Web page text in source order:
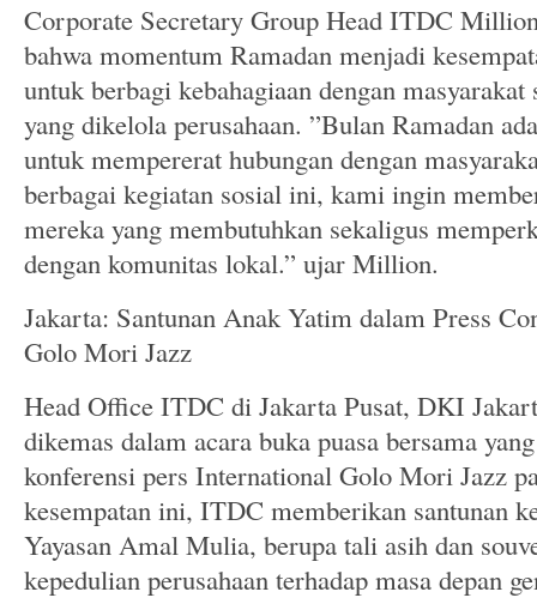
Corporate Secretary Group Head ITDC
bahwa momentum Ramadan menjadi
untuk berbagi kebahagiaan dengan
yang dikelola perusahaan. ”Bulan Ramadan
untuk mempererat hubungan dengan
berbagai kegiatan sosial ini, kami ingin
mereka yang membutuhkan sekaligus
dengan komunitas lokal.” ujar Million.
Jakarta: Santunan Anak Yatim dalam Press
Golo Mori Jazz
Head Office ITDC di Jakarta Pusat, DKI
dikemas dalam acara buka puasa bersama
konferensi pers International Golo Mori Jazz
kesempatan ini, ITDC memberikan santunan
Yayasan Amal Mulia, berupa tali asih dan
kepedulian perusahaan terhadap masa depan